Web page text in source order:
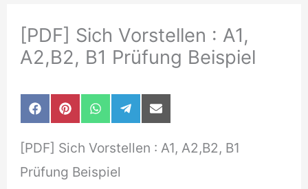
[PDF] Sich Vorstellen : A1,
A2,B2, B1 Prüfung Beispiel
Share
on
F
a
c
e
b
o
Share
on
P
i
t
e
r
Share
on
W
h
t
s
A
Share
on
e
l
e
Share
on
E
-
m
a
[PDF] Sich Vorstellen : A1, A2,B2, B1
Prüfung Beispiel